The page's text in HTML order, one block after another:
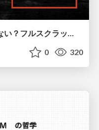
Customer Portal使う？使わない？フルスクラッチとのメリデメ比較
0 320